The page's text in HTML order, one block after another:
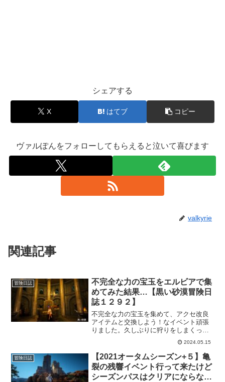
シェアする
X はてブ コピー
ヴァルぽんをフォローしてもらえると泣いて喜びます
valkyrie
関連記事
冒険日誌
不完全な力の宝玉をエルビアで集
めてみた結果…【黒い砂漠冒険日
誌１２９２】
不完全な力の宝玉を集めて、アクセ改良
アイテムと交換しよう！なイベント頑張
りました。久しぶりに狩りをしまくった
感覚ですｗ農民よりな私の頑張りなので
大した事ないんですが、思いの外、イベ
ント期間が短いのでなかなか数を集める
のが大変な印象でした。
2024.05.15
冒険日誌
【2021オータムシーズン+５】亀
裂の残響イベント行って来たけど
シーズンパスはクリアにならない